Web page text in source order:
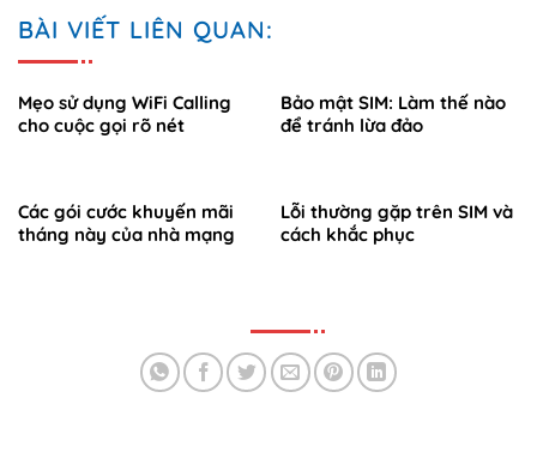
BÀI VIẾT LIÊN QUAN:
Mẹo sử dụng WiFi Calling
cho cuộc gọi rõ nét
Bảo mật SIM: Làm thế nào
để tránh lừa đảo
Các gói cước khuyến mãi
tháng này của nhà mạng
Lỗi thường gặp trên SIM và
cách khắc phục